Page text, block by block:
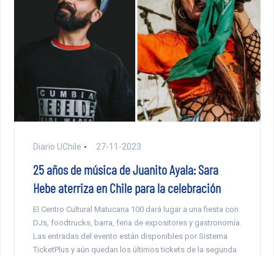
Diario UChile 27-11-2023
25 años de música de Juanito Ayala: Sara
Hebe aterriza en Chile para la celebración
El Centro Cultural Matucana 100 dará lugar a una fiesta con
DJs, foodtrucks, barra, feria de expositores y gastronomía.
Las entradas del evento están disponibles por Sistema
TicketPlus y aún quedan los últimos tickets de la segunda